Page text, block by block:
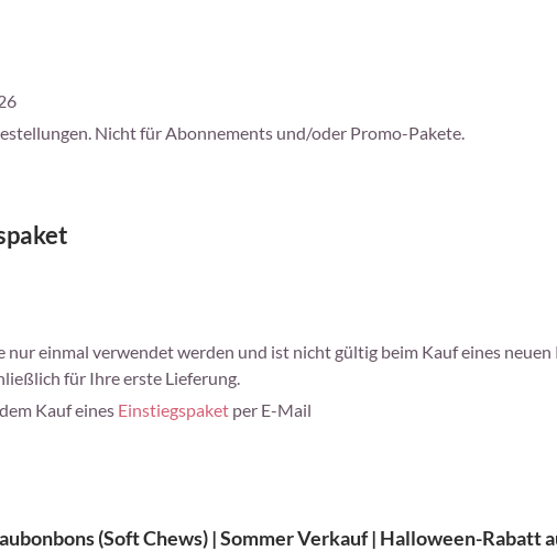
Nicht für Abonnements und/oder Promo-Pakete.
einmal verwendet werden und ist nicht gültig beim Kauf eines
für Ihre erste Lieferung.
Kauf eines Einstiegspaket per E-Mail
(Soft Chews) | Sommer Verkauf | Halloween-Rabatt